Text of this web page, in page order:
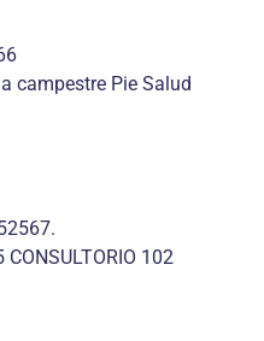
campestre Pie Salud
102